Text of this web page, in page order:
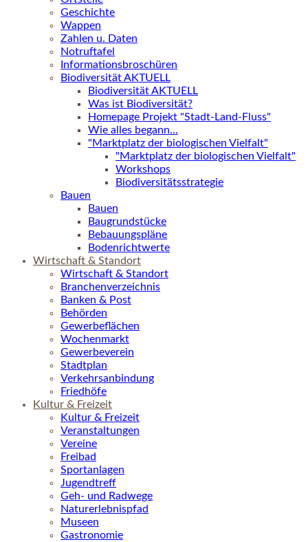
Geschichte
Wappen
Zahlen u. Daten
Notruftafel
Informationsbroschüren
Biodiversität AKTUELL
Biodiversität AKTUELL
Was ist Biodiversität?
Homepage Projekt "Stadt-Land-Fluss"
Wie alles begann...
"Marktplatz der biologischen Vielfalt"
"Marktplatz der biologischen Vielfalt"
Workshops
Biodiversitätsstrategie
Bauen
Bauen
Baugrundstücke
Bebauungspläne
Bodenrichtwerte
Wirtschaft & Standort
Wirtschaft & Standort
Branchenverzeichnis
Banken & Post
Behörden
Gewerbeflächen
Wochenmarkt
Gewerbeverein
Stadtplan
Verkehrsanbindung
Friedhöfe
Kultur & Freizeit
Kultur & Freizeit
Veranstaltungen
Vereine
Freibad
Sportanlagen
Jugendtreff
Geh- und Radwege
Naturerlebnispfad
Museen
Gastronomie